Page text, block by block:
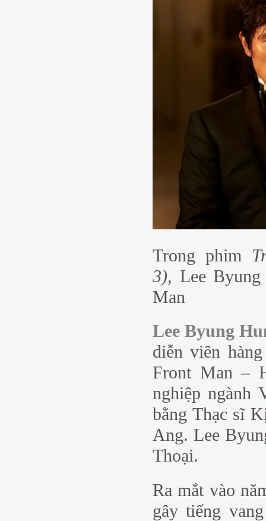
Trong phim
3), Lee
Man
Lee Byung
diễn viên
Front Man –
nghiệp ngành
bằng Thạc sĩ
Ang. Lee
Thoại.
Ra mắt vào
gây tiếng